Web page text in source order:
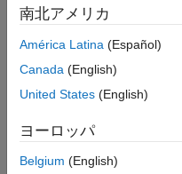
項目一覧
説明
例
チェック情報
参考
根拠
2 つの異なる翻訳単位で
互換性がない場合、その
Polyspace実装
Polyspace®
ている環境で、それらの
このチェッカーは、次の
南北アメリカ
América Latina (Español)
Canada (English)
United States (English)
ヨーロッパ
Belgium (English)